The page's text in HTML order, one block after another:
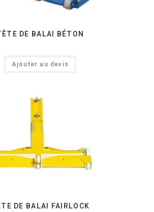
DE BALAI BÉTON
Ajouter au devis
DE BALAI FAIRLOCK